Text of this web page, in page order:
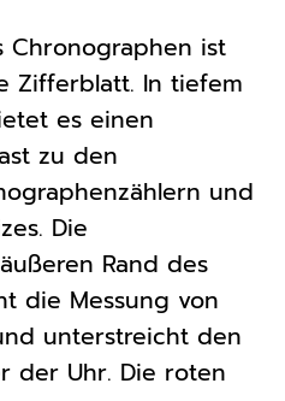
Chronographen ist
Zifferblatt. In tiefem
es einen
zu den
und
Die
Rand des
die Messung von
unterstreicht den
der Uhr. Die roten